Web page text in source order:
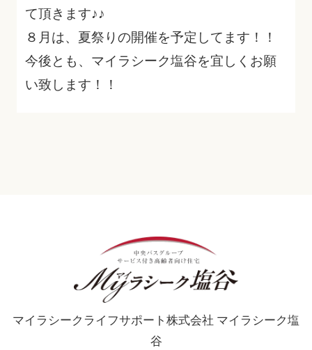
て頂きます♪♪
８月は、夏祭りの開催を予定してます！！
今後とも、マイラシーク塩谷を宜しくお願
い致します！！
マイラシークライフサポート株式会社 マイラシーク塩
谷